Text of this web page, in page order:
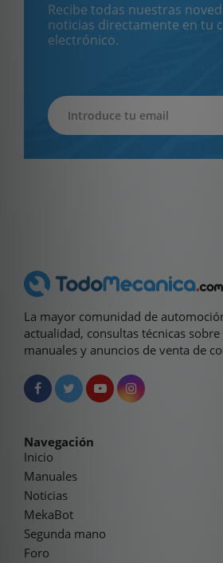
Recibe todas nuestras
noticias directamente en tu
electrónico.
La mayor comunidad de
actualidad, consultas técnicas sobre
manuales y anuncios de venta de
Navegación
Inicio
Manuales
Noticias
MekaBot
Segunda mano
Foro